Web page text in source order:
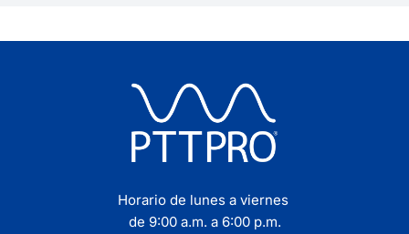
Horario de lunes a viernes
de 9:00 a.m. a 6:00 p.m.